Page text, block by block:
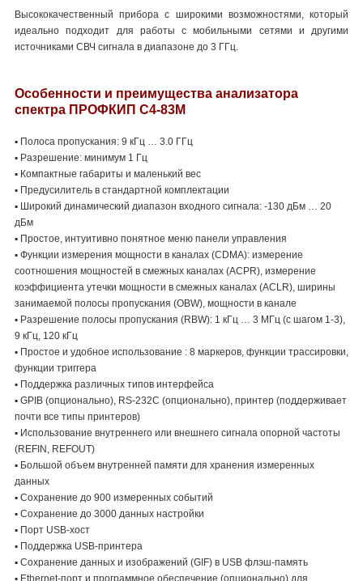
Высококачественный прибора с широкими возможностями, который
идеально подходит для работы с мобильными сетями и другими
источниками СВЧ сигнала в диапазоне до 3 ГГц.
Особенности и преимущества анализатора
спектра ПРОФКИП С4-83М
▪ Полоса пропускания: 9 кГц … 3.0 ГГц
▪ Разрешение: минимум 1 Гц
▪ Компактные габариты и маленький вес
▪ Предусилитель в стандартной комплектации
▪ Широкий динамический диапазон входного сигнала: -130 дБм … 20
дБм
▪ Простое, интуитивно понятное меню панели управления
▪ Функции измерения мощности в каналах (CDMA): измерение
соотношения мощностей в смежных каналах (ACPR), измерение
коэффициента утечки мощности в смежных каналах (ACLR), ширины
занимаемой полосы пропускания (OBW), мощности в канале
▪ Разрешение полосы пропускания (RBW): 1 кГц … 3 МГц (с шагом 1-3),
9 кГц, 120 кГц
▪ Простое и удобное использование : 8 маркеров, функции трассировки,
функции триггера
▪ Поддержка различных типов интерфейса
▪ GPIB (опционально), RS-232C (опционально), принтер (поддерживает
почти все типы принтеров)
▪ Использование внутреннего или внешнего сигнала опорной частоты
(REFIN, REFOUT)
▪ Большой объем внутренней памяти для хранения измеренных
данных
▪ Сохранение до 900 измеренных событий
▪ Сохранение до 3000 данных настройки
▪ Порт USB-хост
▪ Поддержка USB-принтера
▪ Сохранение данных и изображений (GIF) в USB флэш-память
▪ Ethernet-порт и программное обеспечение (опционально) для